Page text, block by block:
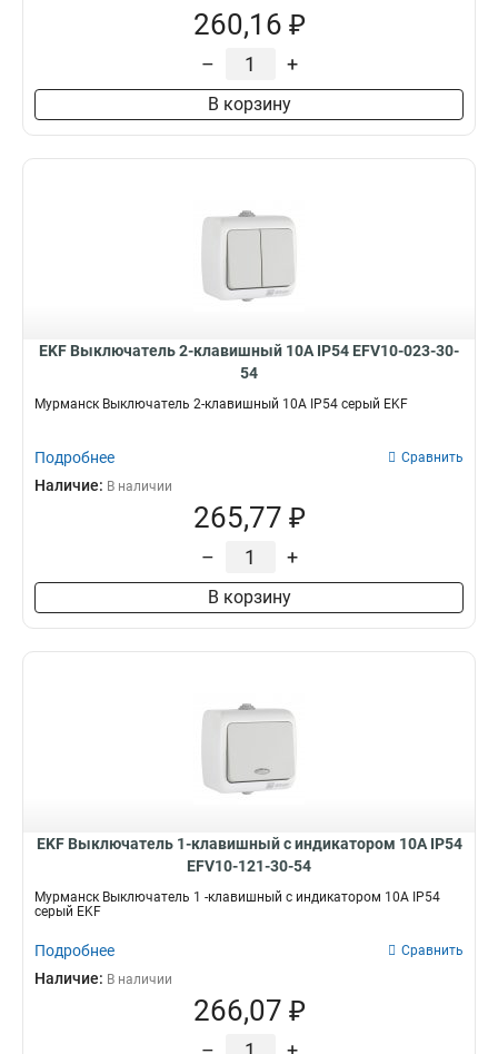
260,16 ₽
– +
В корзину
EKF Выключатель 2-клавишный 10А IP54 EFV10-023-30-
54
Мурманск Выключатель 2-клавишный 10А IP54 серый EKF
Подробнее Сравнить
Наличие: В наличии
265,77 ₽
– +
В корзину
EKF Выключатель 1-клавишный с индикатором 10А IP54
EFV10-121-30-54
Мурманск Выключатель 1 -клавишный с индикатором 10А IP54
серый EKF
Подробнее Сравнить
Наличие: В наличии
266,07 ₽